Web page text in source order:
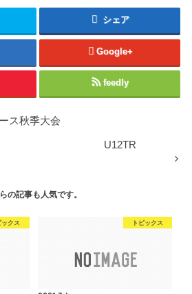
シェア
Google+
feedly
ス秋季大会
U12TR
の記事も人気です。
ックス トピックス